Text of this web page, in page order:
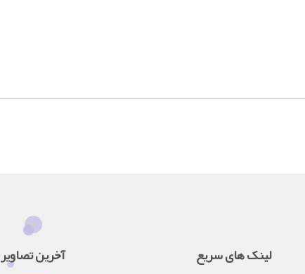
لینک های سریع آخرین تصاویر